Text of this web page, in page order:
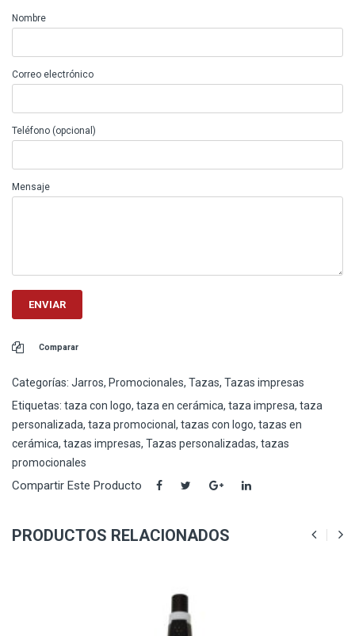
Nombre
Correo electrónico
Teléfono (opcional)
Mensaje
Comparar
Categorías: Jarros, Promocionales, Tazas, Tazas impresas
Etiquetas: taza con logo, taza en cerámica, taza impresa, taza
personalizada, taza promocional , tazas con logo, tazas en
cerámica, tazas impresas, Tazas personalizadas, tazas
promocionales
Compartir Este Producto
PRODUCTOS RELACIONADOS